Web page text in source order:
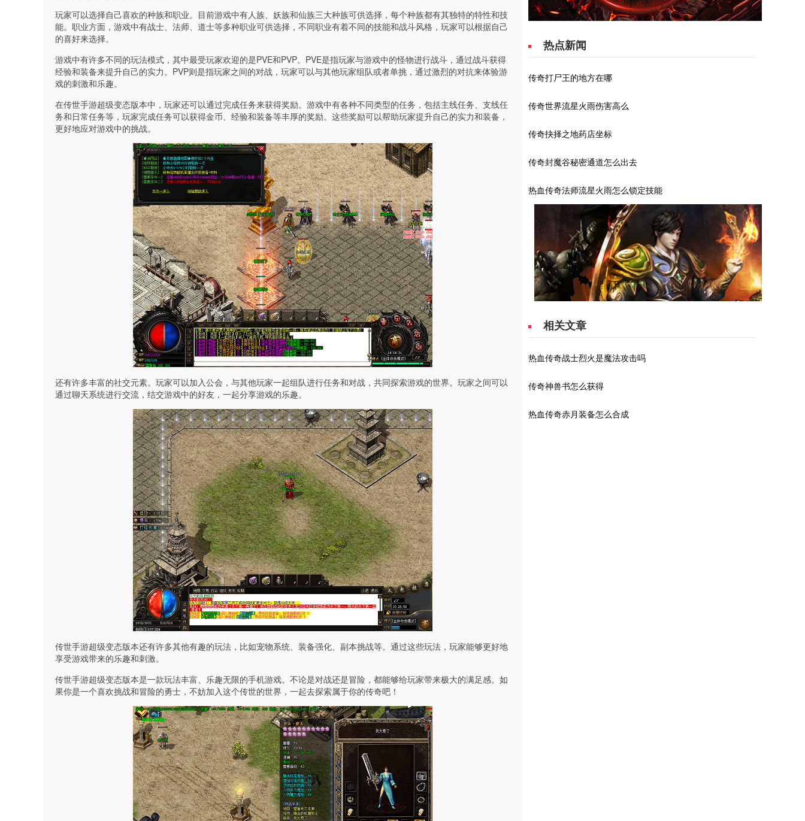
玩家可以选择自己喜欢的种族和职业。目前游戏中有人族、妖族和仙族三大种族可供选择，每个种族都有其独特的特性和技
能。职业方面，游戏中有战士、法师、道士等多种职业可供选择，不同职业有着不同的技能和战斗风格，玩家可以根据自己
的喜好来选择。
游戏中有许多不同的玩法模式，其中最受玩家欢迎的是PVE和PVP。PVE是指玩家与游戏中的怪物进行战斗，通过战斗获得
经验和装备来提升自己的实力。PVP则是指玩家之间的对战，玩家可以与其他玩家组队或者单挑，通过激烈的对抗来体验游
戏的刺激和乐趣。
在传世手游超级变态版本中，玩家还可以通过完成任务来获得奖励。游戏中有各种不同类型的任务，包括主线任务、支线任
务和日常任务等，玩家完成任务可以获得金币、经验和装备等丰厚的奖励。这些奖励可以帮助玩家提升自己的实力和装备，
更好地应对游戏中的挑战。
还有许多丰富的社交元素。玩家可以加入公会，与其他玩家一起组队进行任务和对战，共同探索游戏的世界。玩家之间可以
通过聊天系统进行交流，结交游戏中的好友，一起分享游戏的乐趣。
传世手游超级变态版本还有许多其他有趣的玩法，比如宠物系统、装备强化、副本挑战等。通过这些玩法，玩家能够更好地
享受游戏带来的乐趣和刺激。
传世手游超级变态版本是一款玩法丰富、乐趣无限的手机游戏。不论是对战还是冒险，都能够给玩家带来极大的满足感。如
果你是一个喜欢挑战和冒险的勇士，不妨加入这个传世的世界，一起去探索属于你的传奇吧！
热点新闻
传奇打尸王的地方在哪
传奇世界流星火雨伤害高么
传奇抉择之地药店坐标
传奇封魔谷秘密通道怎么出去
热血传奇法师流星火雨怎么锁定技能
相关文章
热血传奇战士烈火是魔法攻击吗
传奇神兽书怎么获得
热血传奇赤月装备怎么合成